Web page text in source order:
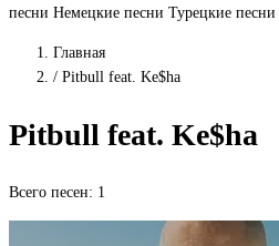
песни Немецкие песни Турецкие песни
Главная
/ Pitbull feat. Ke$ha
Pitbull feat. Ke$ha
Всего песен: 1